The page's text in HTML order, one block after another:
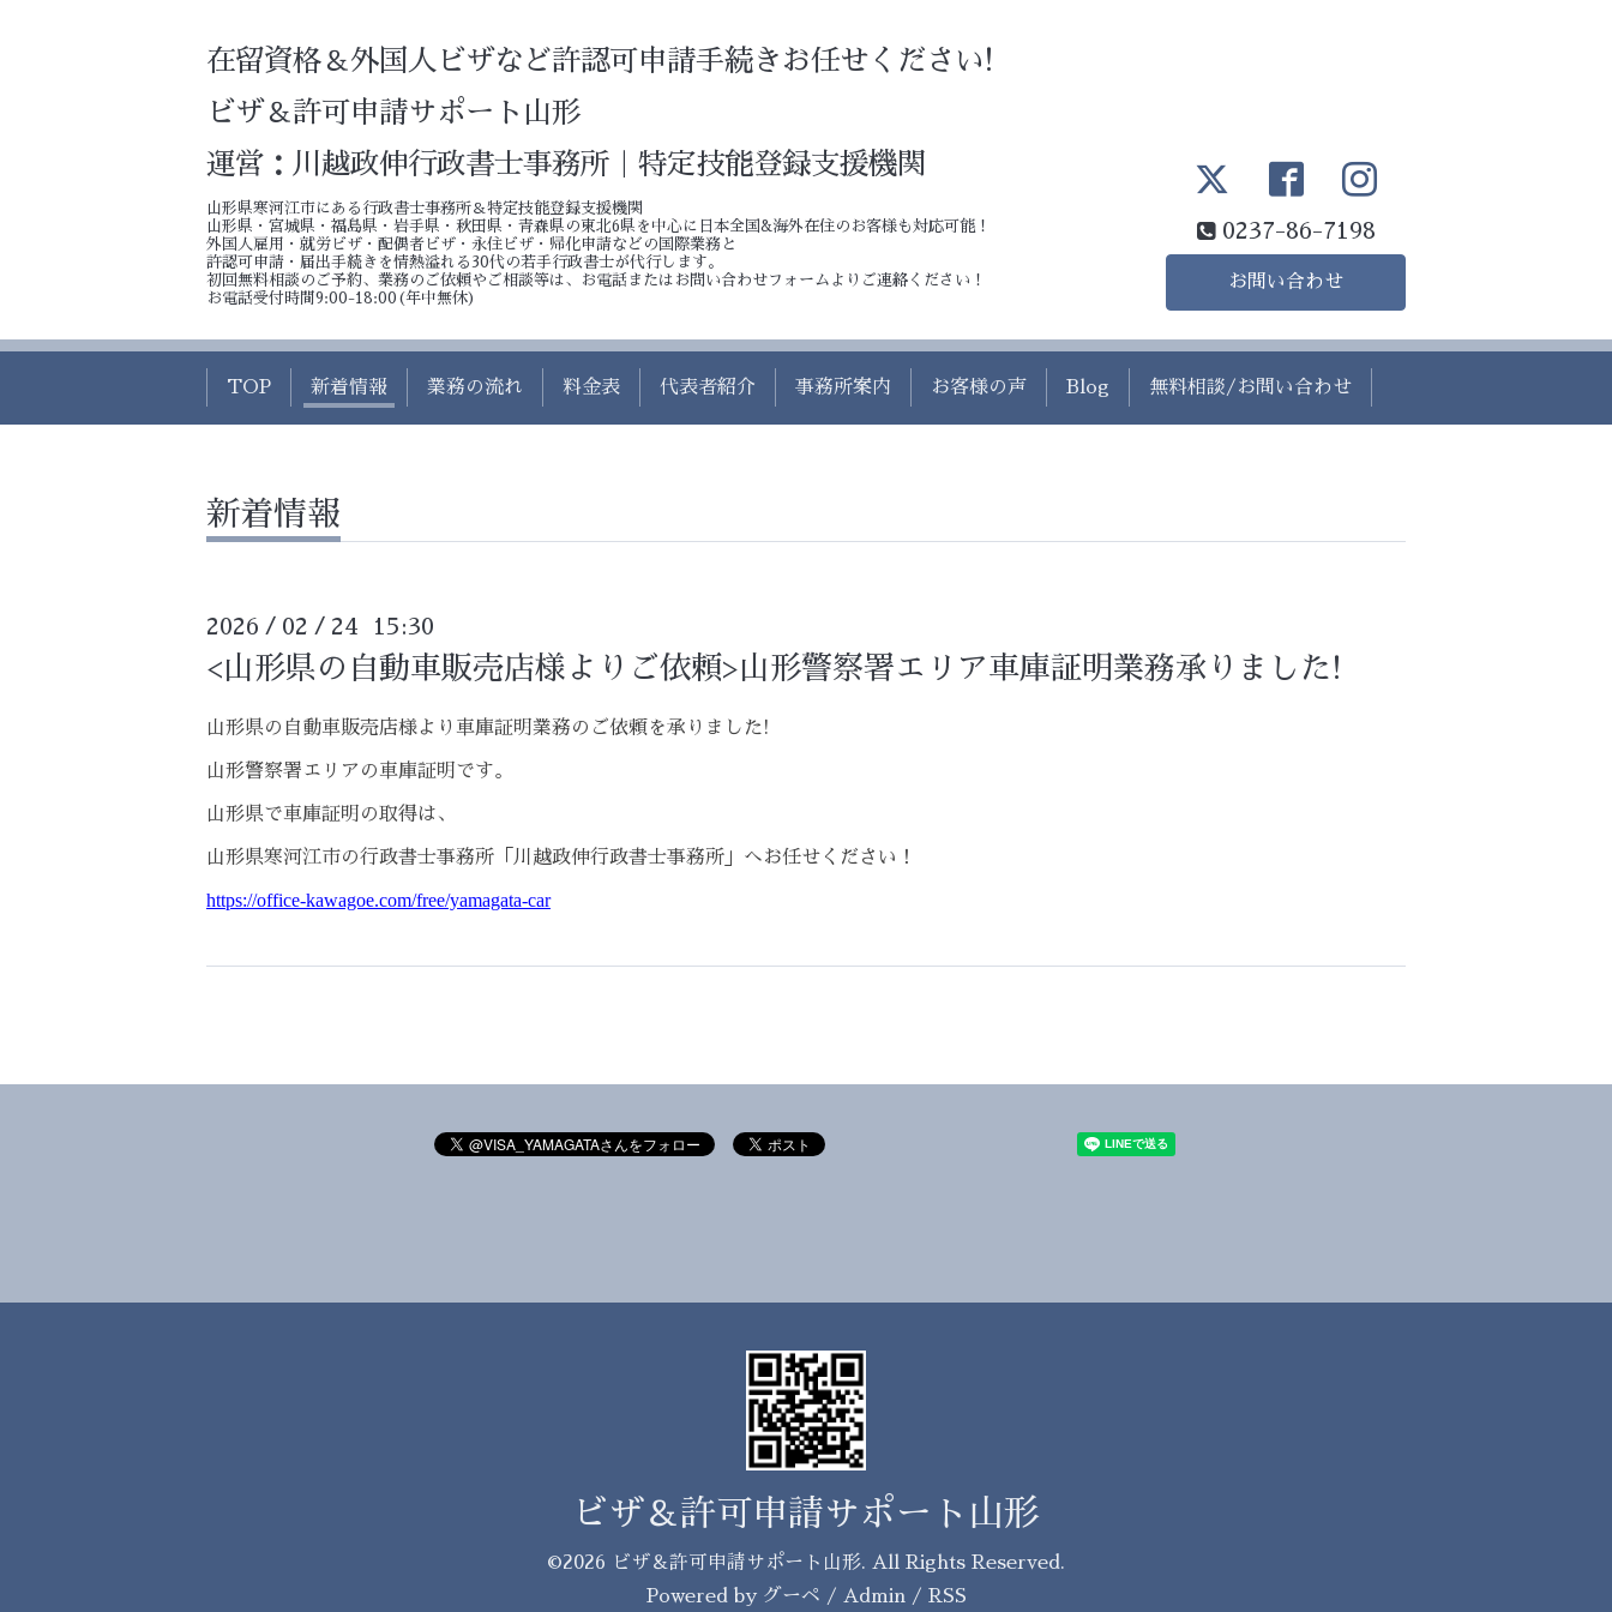
在留資格＆外国人ビザなど許認可申請手続きお任せください!
ビザ＆許可申請サポート山形
運営：川越政伸行政書士事務所｜特定技能登録支援機関
山形県寒河江市にある行政書士事務所＆特定技能登録支援機関
山形県・宮城県・福島県・岩手県・秋田県・青森県の東北6県を中心に日本全国&海外在住のお客様も対応可能！
外国人雇用・就労ビザ・配偶者ビザ・永住ビザ・帰化申請などの国際業務と
許認可申請・届出手続きを情熱溢れる30代の若手行政書士が代行します。
初回無料相談のご予約、業務のご依頼やご相談等は、お電話またはお問い合わせフォームよりご連絡ください！
お電話受付時間9:00-18:00(年中無休)
0237-86-7198
お問い合わせ
TOP 新着情報 業務の流れ 料金表 代表者紹介 事務所案内 お客様の声 Blog 無料相談/お問い合わせ
新着情報
2026 / 02 / 24 15:30
<山形県の自動車販売店様よりご依頼>山形警察署エリア車庫証明業務承りました!
山形県の自動車販売店様より車庫証明業務のご依頼を承りました!
山形警察署エリアの車庫証明です。
山形県で車庫証明の取得は、
山形県寒河江市の行政書士事務所「川越政伸行政書士事務所」へお任せください！
https://office-kawagoe.com/free/yamagata-car
ビザ＆許可申請サポート山形
©2026 ビザ＆許可申請サポート山形. All Rights Reserved.
Powered by グーペ / Admin / RSS